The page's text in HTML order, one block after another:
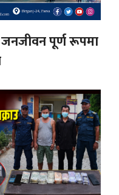
जनजीवन पूर्ण रूपमा